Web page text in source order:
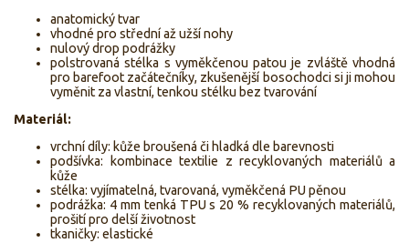
anatomický tvar
vhodné pro střední až užší nohy
nulový drop podrážky
polstrovaná stélka s vyměkčenou patou je zvláště vhodná
pro barefoot začátečníky, zkušenější bosochodci si ji mohou
vyměnit za vlastní, tenkou stélku bez tvarování
Materiál:
vrchní díly: kůže broušená či hladká dle barevnosti
podšívka: kombinace textilie z recyklovaných materiálů a
kůže
stélka: vyjímatelná, tvarovaná, vyměkčená PU pěnou
podrážka: 4 mm tenká TPU s 20 % recyklovaných materiálů,
prošití pro delší životnost
tkaničky: elastické